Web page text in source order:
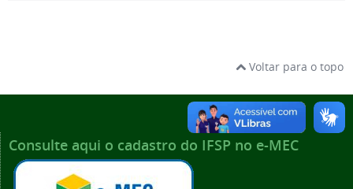
Voltar para o topo
Consulte aqui o cadastro do IFSP no e-MEC